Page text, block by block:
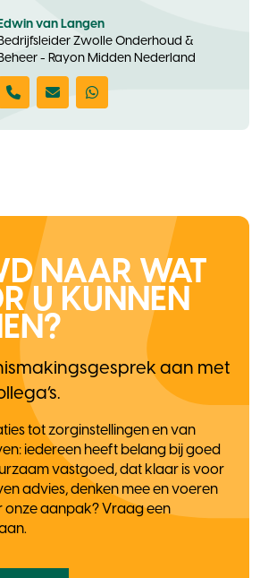
van Langen
Zwolle Onderhoud &
- Rayon Midden Nederland
NAAR WAT
U KUNNEN
aan met
tot zorginstellingen en van
iedereen heeft belang bij goed
vastgoed, dat klaar is voor
advies, denken mee en voeren
onze aanpak? Vraag een